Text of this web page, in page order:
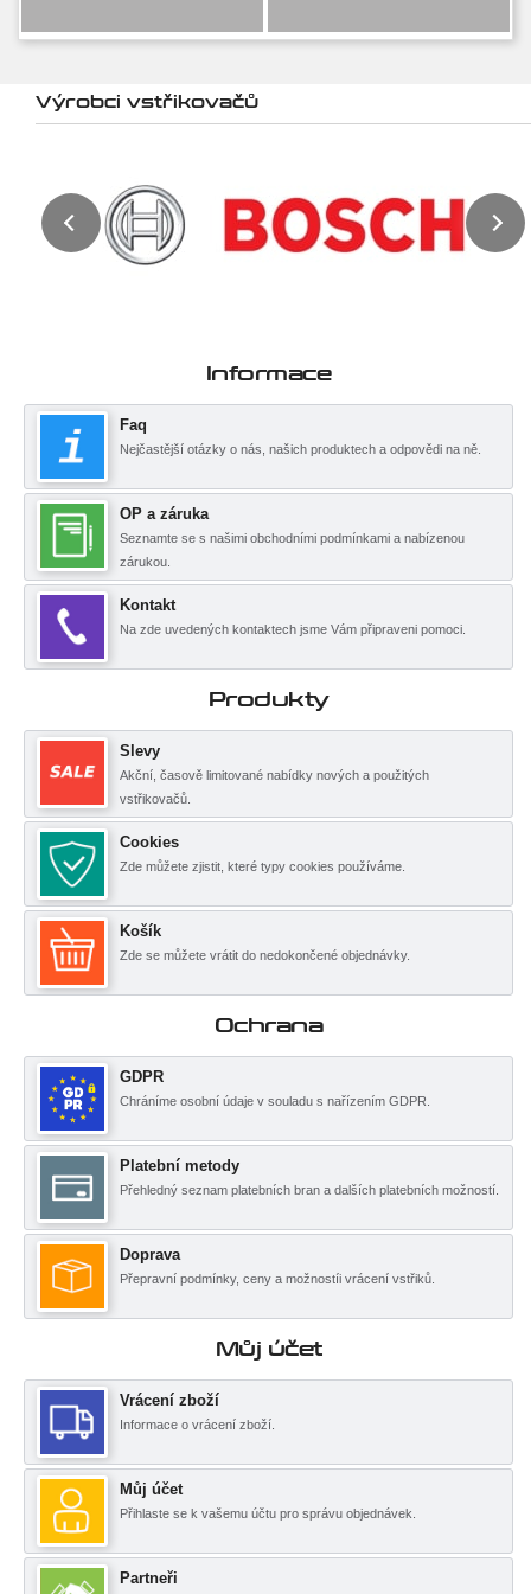
Výrobci vstřikovačů
Informace
Faq
Nejčastější otázky o nás, našich produktech a odpovědi na ně.
OP a záruka
Seznamte se s našimi obchodními podmínkami a nabízenou
zárukou.
Kontakt
Na zde uvedených kontaktech jsme Vám připraveni pomoci.
Produkty
Slevy
Akční, časově limitované nabídky nových a použitých
vstřikovačů.
Cookies
Zde můžete zjistit, které typy cookies používáme.
Košík
Zde se můžete vrátit do nedokončené objednávky.
Ochrana
GDPR
Chráníme osobní údaje v souladu s nařízením GDPR.
Platební metody
Přehledný seznam platebních bran a dalších platebních možností.
Doprava
Přepravní podmínky, ceny a možnostíi vrácení vstřiků.
Můj účet
Vrácení zboží
Informace o vrácení zboží.
Můj účet
Přihlaste se k vašemu účtu pro správu objednávek.
Partneři